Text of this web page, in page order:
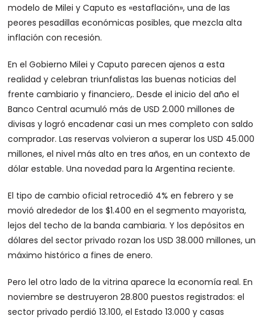
modelo de Milei y Caputo es «estaflación», una de las
peores pesadillas económicas posibles, que mezcla alta
inflación con recesión.
En el Gobierno Milei y Caputo parecen ajenos a esta
realidad y celebran triunfalistas las buenas noticias del
frente cambiario y financiero,. Desde el inicio del año el
Banco Central acumuló más de USD 2.000 millones de
divisas y logró encadenar casi un mes completo con saldo
comprador. Las reservas volvieron a superar los USD 45.000
millones, el nivel más alto en tres años, en un contexto de
dólar estable. Una novedad para la Argentina reciente.
El tipo de cambio oficial retrocedió 4% en febrero y se
movió alrededor de los $1.400 en el segmento mayorista,
lejos del techo de la banda cambiaria. Y los depósitos en
dólares del sector privado rozan los USD 38.000 millones, un
máximo histórico a fines de enero.
Pero lel otro lado de la vitrina aparece la economía real. En
noviembre se destruyeron 28.800 puestos registrados: el
sector privado perdió 13.100, el Estado 13.000 y casas